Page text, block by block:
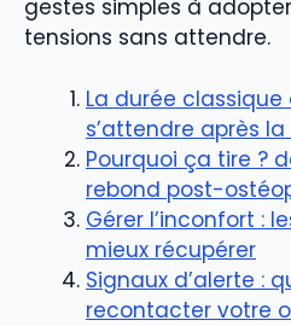
gestes simples à
tensions sans attendre.
La durée
s’attendre après
Pourquoi ça tire ?
rebond post-
Gérer l’inconfort :
mieux récupérer
Signaux d’alerte :
recontacter votre